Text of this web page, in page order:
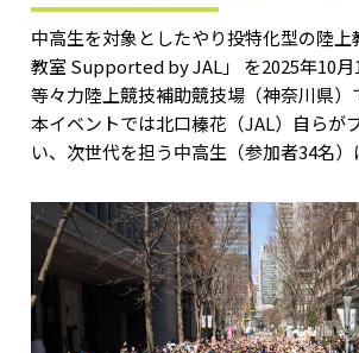
中高生を対象としたやり投特化型の陸上
教室 Supported by JAL」 を2025年10月
等々力陸上競技補助競技場（神奈川県）
本イベントでは北口榛花（JAL）自らが
い、次世代を担う中高生（参加者34名
技の競技力向上とやり投の魅力を伝え
了後には写真撮影やサインを行う時間を
を深める時間を提供しました。 スポーツビズは本教室の
主催として、企画・運営・演出を行って